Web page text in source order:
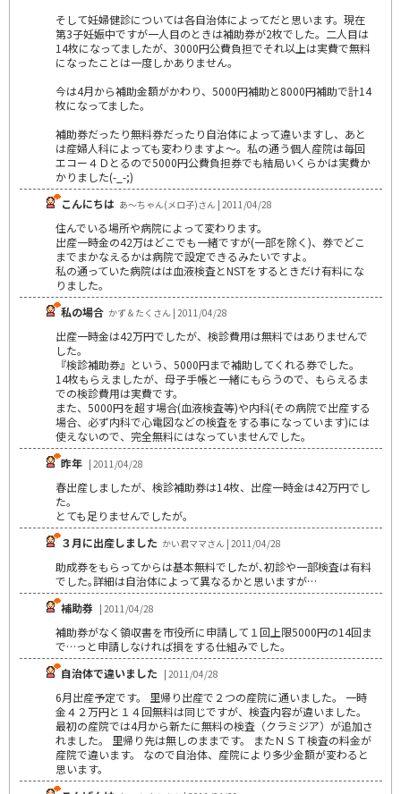
そして妊婦健診については各自治体によってだと思います。現在
第3子妊娠中ですが一人目のときは補助券が2枚でした。二人目は
14枚になってましたが、3000円公費負担でそれ以上は実費で無料
になったことは一度しかありません。
今は4月から補助金額がかわり、5000円補助と8000円補助で計14
枚になってました。
補助券だったり無料券だったり自治体によって違いますし、あと
は産婦人科によっても変わりますよ～。私の通う個人産院は毎回
エコー４Ｄとるので5000円公費負担券でも結局いくらかは実費か
かりました(-_-;)
こんにちは あ～ちゃん(メロ子)さん | 2011/04/28
住んでいる場所や病院によって変わります。
出産一時金の42万はどこでも一緒ですが(一部を除く)、券でどこ
までまかなえるかは病院で設定できるみたいですよ。
私の通っていた病院はは血液検査とNSTをするときだけ有料にな
りました。
私の場合 かず＆たくさん | 2011/04/28
出産一時金は42万円でしたが、検診費用は無料ではありませんで
した。
『検診補助券』という、5000円まで補助してくれる券でした。
14枚もらえましたが、母子手帳と一緒にもらうので、もらえるま
での検診費用は実費です。
また、5000円を超す場合(血液検査等)や内科(その病院で出産する
場合、必ず内科で心電図などの検査をする事になっています)には
使えないので、完全無料にはなっていませんでした。
昨年 | 2011/04/28
春出産しましたが、検診補助券は14枚、出産一時金は42万円でし
た。
とても足りませんでしたが。
３月に出産しました かい君ママさん | 2011/04/28
助成券をもらってからは基本無料でしたが､初診や一部検査は有料
でした｡詳細は自治体によって異なるかと思いますが…
補助券 | 2011/04/28
補助券がなく領収書を市役所に申請して１回上限5000円の14回ま
で…っと申請しなければ損をする仕組みでした。
自治体で違いました | 2011/04/28
6月出産予定です。 里帰り出産で２つの産院に通いました。 一時
金４２万円と１４回無料は同じですが、検査内容が違いました。
最初の産院では4月から新たに無料の検査（クラミジア）が追加さ
れました。 里帰り先は無しのままです。 またＮＳＴ検査の料金が
産院で違います。 なので自治体、産院により多少金額が変わると
思います。